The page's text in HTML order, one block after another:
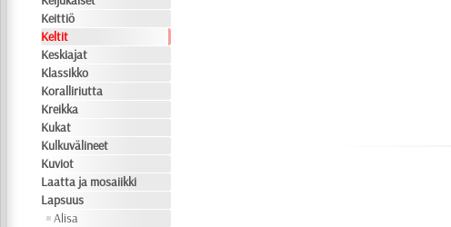
Keittiö
Keltit
Keskiajat
Klassikko
Koralliriutta
Kreikka
Kukat
Kulkuvälineet
Kuviot
Laatta ja mosaiikki
Lapsuus
Alisa